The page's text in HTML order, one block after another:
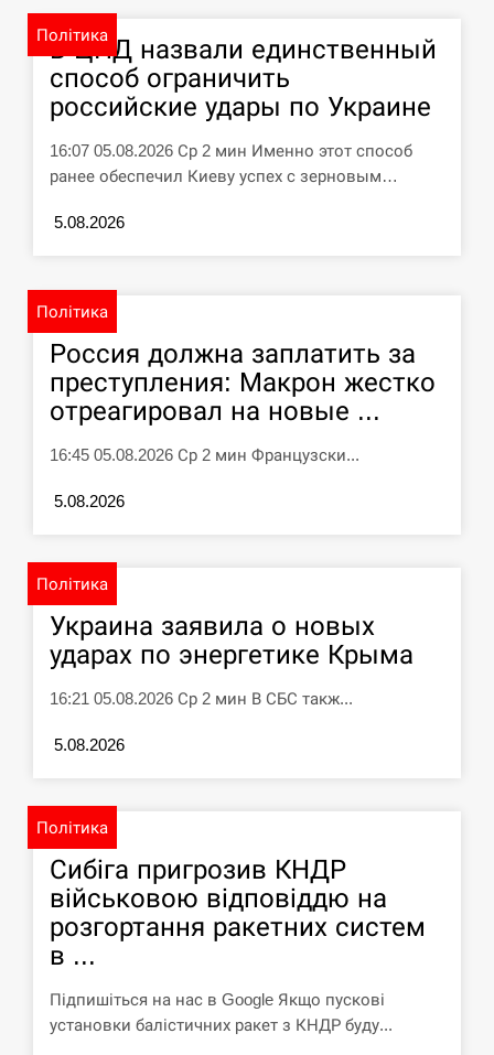
Под огнем “Эпицентр”, ROZETKA и
“Новая почта”: что известно об…
СЕРПЕНЬ
11:40
У зоопарку Токіо через спеку загинули
три левиці
СЕРПЕНЬ
Харькову, есть пострадавшие
Політика
В ЦПД назвали единственный
способ ограничить
российские удары по Украине
16:07 05.08.2026 Ср 2 мин Именно этот способ
ранее обеспечил Киеву успех с зерновым…
5.08.2026
Політика
Россия должна заплатить за
преступления: Макрон жестко
отреагировал на новые ...
16:45 05.08.2026 Ср 2 мин Французски...
5.08.2026
Політика
Украина заявила о новых
ударах по энергетике Крыма
16:21 05.08.2026 Ср 2 мин В СБС такж...
5.08.2026
Політика
Сибіга пригрозив КНДР
військовою відповіддю на
розгортання ракетних систем
в ...
Підпишіться на нас в Google Якщо пускові
установки балістичних ракет з КНДР буду...